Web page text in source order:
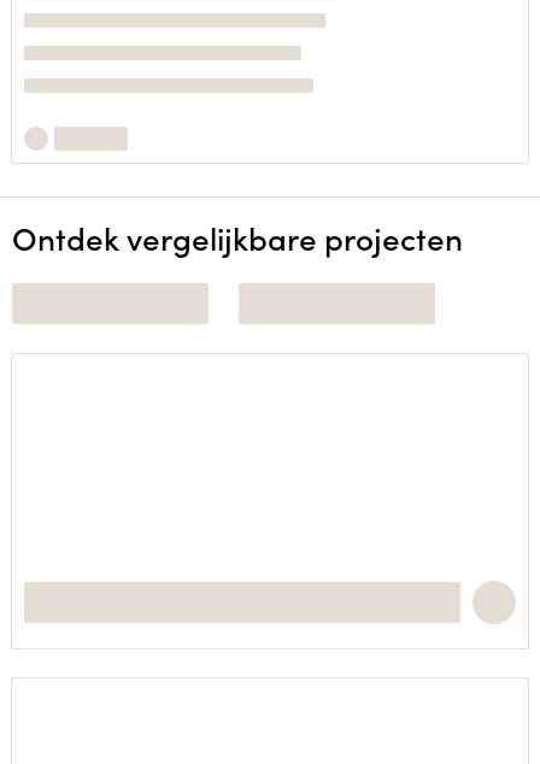
Ontdek vergelijkbare projecten